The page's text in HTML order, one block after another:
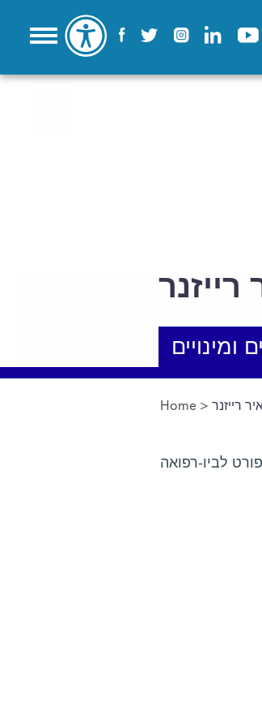
רייזנר
ומינויים
You are here
Home >רייזנר
לביו-רפואה